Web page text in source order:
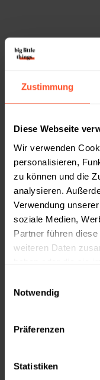
Zustimmung
Diese Webseite
Wir verwenden
personalisieren,
zu können und die
analysieren.
Verwendung
soziale Medien,
Partner führen
weiteren Daten
Notwendig
Präferenzen
Statistiken
WEIHNACHTSBOX